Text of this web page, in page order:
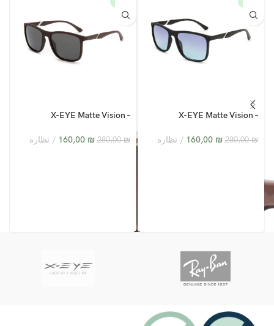
X-EYE Matte Vision –
280,00₪
160,00 ₪ نظاره
X-EYE Matte Vision –
280,00₪
160,00 ₪ نظاره